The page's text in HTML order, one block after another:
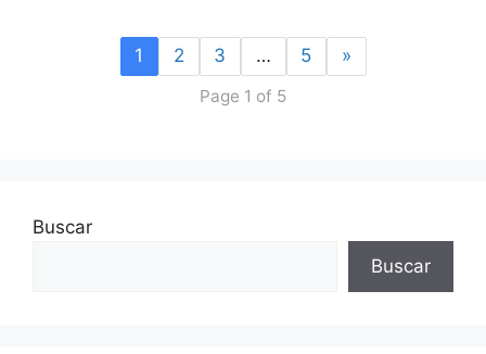
1 2 3 … 5 »
Page 1 of 5
Buscar
Buscar